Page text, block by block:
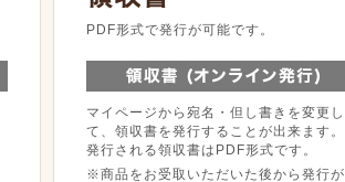
PDF形式で発行が可能です。
マイページから宛名・但し書きを変更し
て、領収書を発行することが出来ます。
発行される領収書はPDF形式です。
※商品をお受取いただいた後から発行が